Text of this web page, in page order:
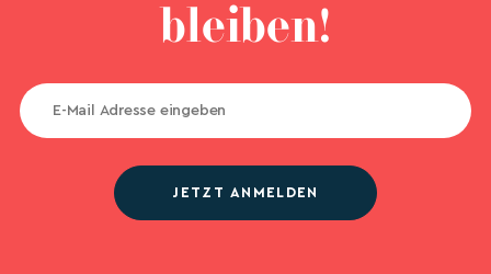
bleiben!
JETZT ANMELDEN